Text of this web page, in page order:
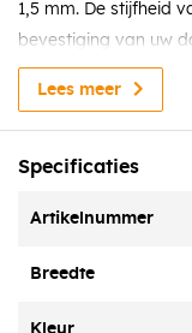
1,5 mm. De stijfheid
bevestiging van uw
Deze standaard
waterdicht te maken.
Lees meer
Specificaties
Artikelnummer
Breedte